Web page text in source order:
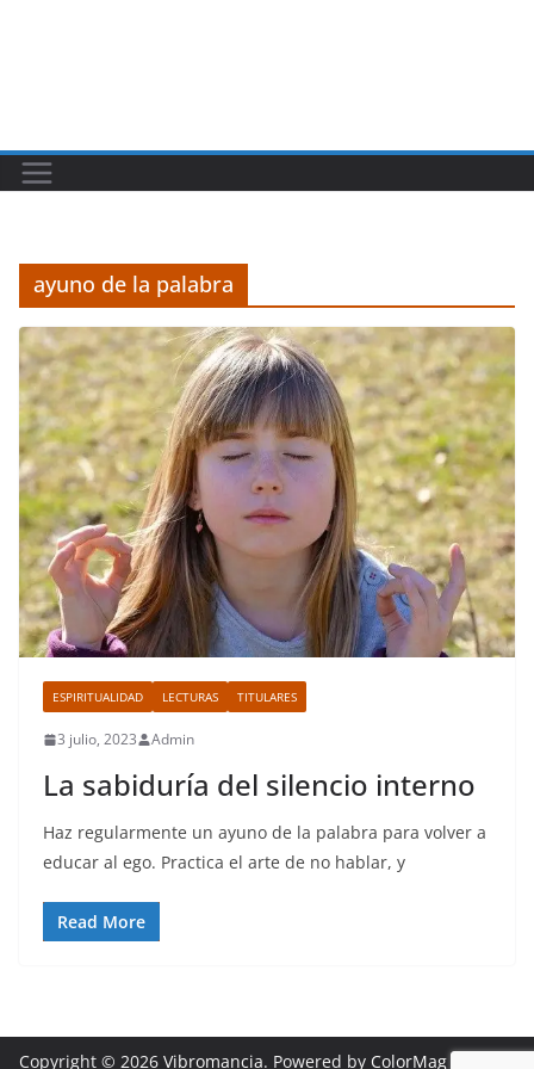
ayuno de la palabra
ESPIRITUALIDAD LECTURAS TITULARES
3 julio, 2023 Admin
La sabiduría del silencio interno
Haz regularmente un ayuno de la palabra para volver a
educar al ego. Practica el arte de no hablar, y
Read More
Copyright © 2026 Vibromancia. Powered by ColorMag